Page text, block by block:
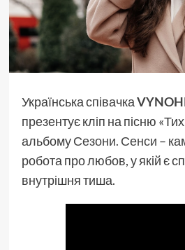
Українська співачка
презентує кліп на пісню
альбомуСезони. Сенси –
робота про любов, у якій є
внутрішня тиша.